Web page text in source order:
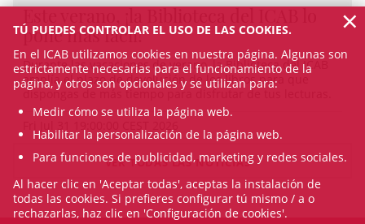
pone más fácil!
Durante las vacaciones de verano, la Biblioteca del ICAB
amplía el plazo de devolución de los libros para que
dispongas de más tiempo para disfrutar de tus lecturas.
VER TODAS LAS NOTICIAS
TÚ PUEDES CONTROLAR EL USO DE LAS COOKIES.
En el ICAB utilizamos cookies en nuestra página. Algunas son
estrictamente necesarias para el funcionamiento de la
página, y otros son opcionales y se utilizan para:
Medir cómo se utiliza la página web.
Habilitar la personalización de la página web.
Para funciones de publicidad, marketing y redes sociales.
Al hacer clic en 'Aceptar todas', aceptas la instalación de
todas las cookies. Si prefieres configurar tú mismo / a o
rechazarlas, haz clic en 'Configuración de cookies'.
×